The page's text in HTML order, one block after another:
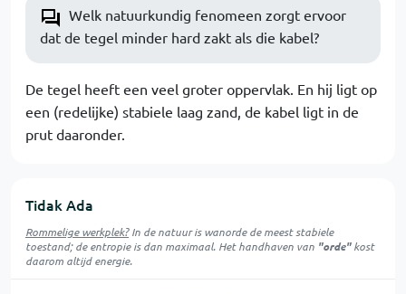
Welk natuurkundig fenomeen zorgt ervoor
dat de tegel minder hard zakt als die kabel?
De tegel heeft een veel groter oppervlak. En hij ligt op
een (redelijke) stabiele laag zand, de kabel ligt in de
prut daaronder.
Tidak Ada
Rommelige werkplek?In de natuur iswanordede meest stabiele
toestand; de entropie is dan maximaal. Het handhaven van "orde"kost
daarom altijd energie.